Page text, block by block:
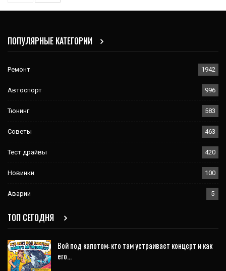
ПОПУЛЯРНЫЕ КАТЕГОРИИ
Ремонт 1942
Автоспорт 996
Тюнинг 583
Советы 463
Тест драйвы 420
Новинки 100
Аварии 5
ТОП СЕГОДНЯ
Вой под капотом: кто там устраивает концерт и как
его…